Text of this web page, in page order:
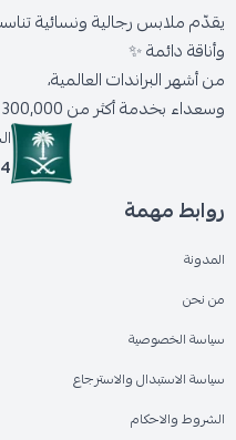
يقدّم ملابس رجالية ونسائية
وأناقة دائمة ✨
من أشهر البراندات العالمية،
وسعداء بخدمة أكثر من 300,000 عميل حول المملكة.
روابط مهمة
المدونة
من نحن
سياسة الخصوصية
سياسة الاستبدال والاسترجاع
الشروط والاحكام